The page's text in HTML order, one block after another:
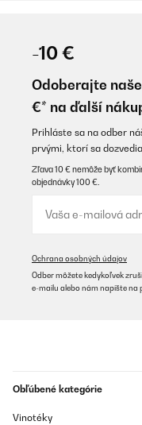
-10 €
Odoberajte
€* na ďalší
Prihláste sa na odber
prvými, ktorí sa
Zľava 10 € nemôže byť
objednávky 100 €.
Ochrana osobných údajov
Odber môžete kedykoľvek
e-mailu alebo nám napíšte na
Obľúbené kategórie
Vinotéky